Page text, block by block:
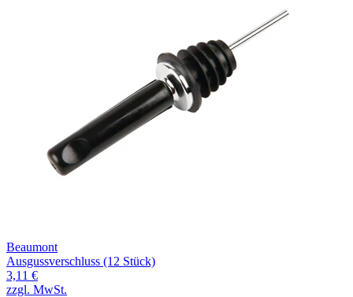
Beaumont
Ausgussverschluss (12 Stück)
3,11 €
zzgl. MwSt.